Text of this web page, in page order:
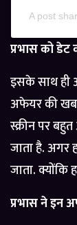
A post
प्रभास को डेट
इसके साथ ही
अफेयर की
स्क्रीन पर
जाता है. अगर
जाता. क्योंकि
प्रभास ने इन